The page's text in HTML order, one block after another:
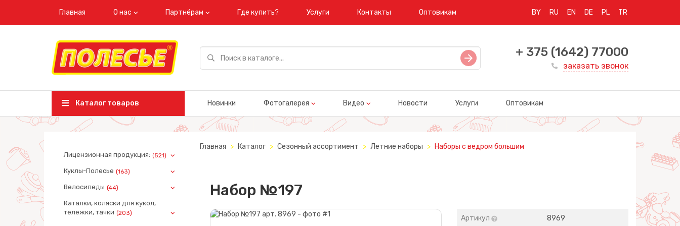
Главная О нас Партнёрам Где купить? Услуги Контакты Оптовикам BY RU EN DE PL TR
+ 375 (1642) 77000
заказать звонок
Каталог товаров Новинки Фотогалерея Видео Новости Услуги Оптовикам
Лицензионная продукция: (521)
Куклы-Полесье (163)
Велосипеды (44)
Каталки, коляски для кукол,
тележки, тачки (203)
Главная Каталог Сезонный ассортимент Летние наборы Наборы с ведром большим
Набор №197
Артикул 8969